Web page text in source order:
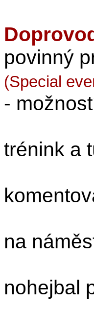
povinný
(Special
-
trénink a
na
nohejbal